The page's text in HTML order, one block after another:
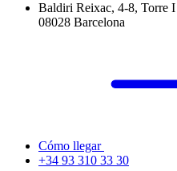
Baldiri Reixac, 4-8, Torre
08028 Barcelona
Cómo llegar
+34 93 310 33 30